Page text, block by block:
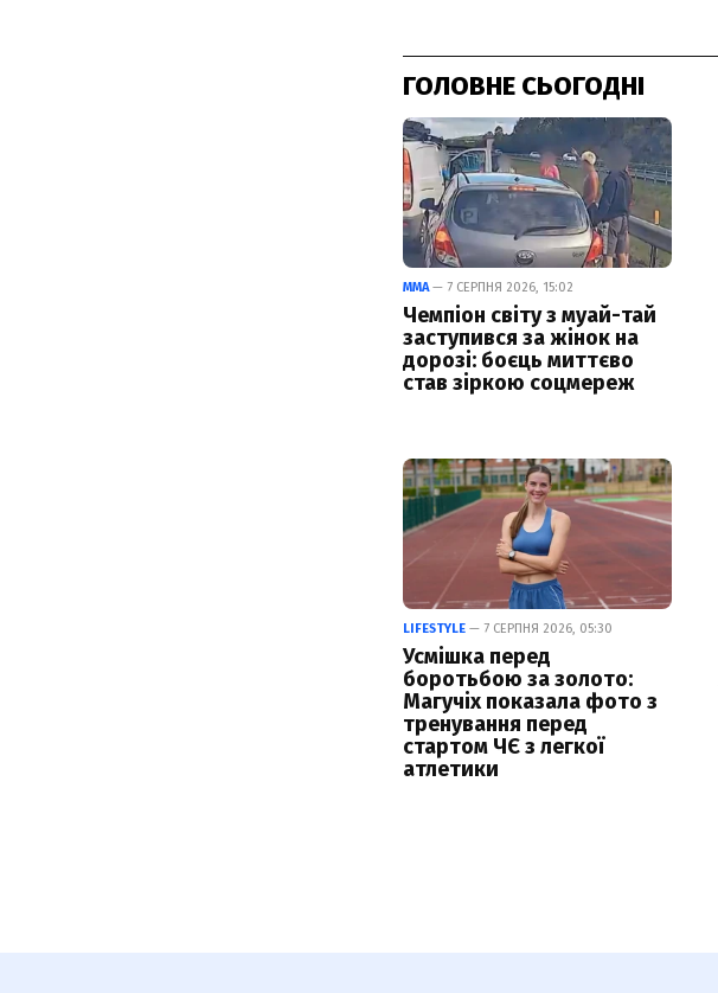
ГОЛОВНЕ СЬОГОДНІ
ММА— 7 СЕРПНЯ 2026, 15:02
Чемпіон світу з муай-тай
заступився за жінок на
дорозі: боєць миттєво
став зіркою соцмереж
LIFESTYLE — 7 СЕРПНЯ 2026, 05:30
Усмішка перед
боротьбою за золото:
Магучіх показала фото з
тренування перед
стартом ЧЄ з легкої
атлетики